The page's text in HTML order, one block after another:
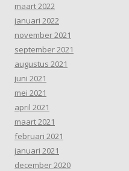
maart 2022
januari 2022
november 2021
september 2021
augustus 2021
juni 2021
mei 2021
april 2021
maart 2021
februari 2021
januari 2021
december 2020